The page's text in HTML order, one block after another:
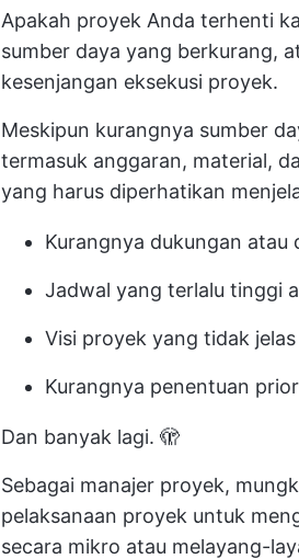
Apakah proyek Anda terhenti
sumber daya yang berkurang,
kesenjangan eksekusi proyek.
Meskipun kurangnya sumber
termasuk anggaran, material,
yang harus diperhatikan
Kurangnya dukungan
Jadwal yang terlalu tinggi
Visi proyek yang tidak jelas
Kurangnya penentuan
Dan banyak lagi. 🫣
Sebagai manajer proyek,
pelaksanaan proyek untuk
secara mikro atau melayang-